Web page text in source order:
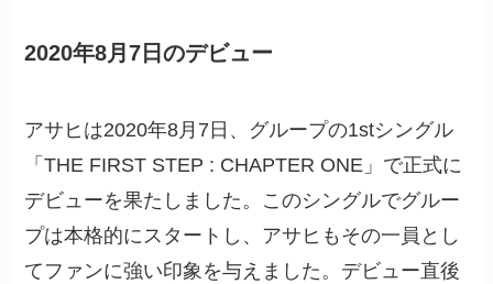
2020年8月7日のデビュー
アサヒは2020年8月7日、グループの1stシングル
「THE FIRST STEP : CHAPTER ONE」で正式に
デビューを果たしました。このシングルでグルー
プは本格的にスタートし、アサヒもその一員とし
てファンに強い印象を与えました。デビュー直後